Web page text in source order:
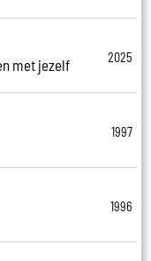
met jezelf
2025
1997
1996